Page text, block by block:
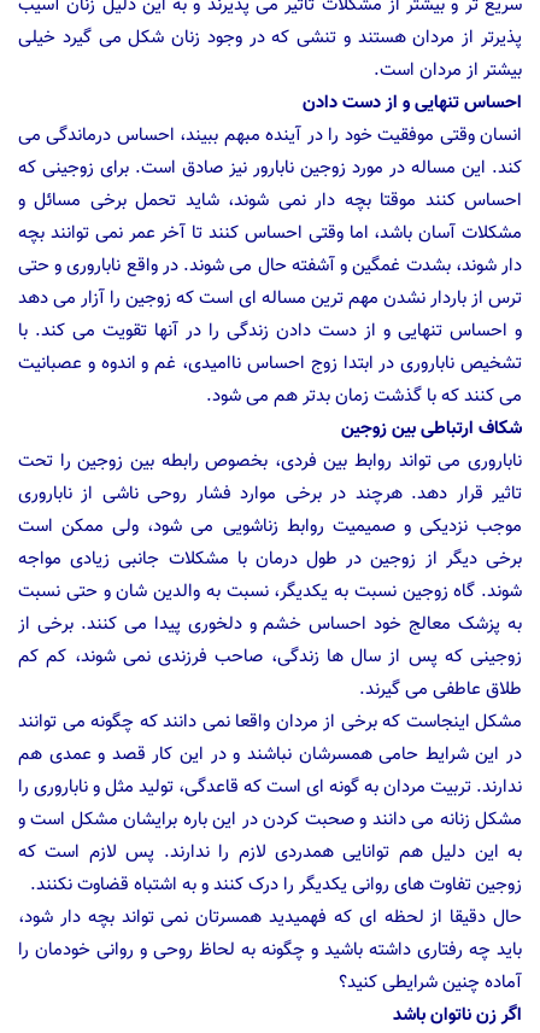
پذیرتر از مردان هستند و تنشی که در وجود زنان شکل می گیرد خیلی
بیشتر از مردان است.
احساس تنهایی و از دست دادن
انسان وقتی موفقیت خود را در آینده مبهم ببیند، احساس درماندگی می
کند. این مساله در مورد زوجین نابارور نیز صادق است. برای زوجینی که
احساس کنند موقتا بچه دار نمی شوند، شاید تحمل برخی مسائل و
مشکلات آسان باشد، اما وقتی احساس کنند تا آخر عمر نمی توانند بچه
دار شوند، بشدت غمگین و آشفته حال می شوند. در واقع ناباروری و حتی
ترس از باردار نشدن مهم ترین مساله ای است که زوجین را آزار می دهد
و احساس تنهایی و از دست دادن زندگی را در آنها تقویت می کند. با
تشخیص ناباروری در ابتدا زوج احساس ناامیدی، غم و اندوه و عصبانیت
می کنند که با گذشت زمان بدتر هم می شود.
شکاف ارتباطی بین زوجین
ناباروری می تواند روابط بین فردی، بخصوص رابطه بین زوجین را تحت
تاثیر قرار دهد. هرچند در برخی موارد فشار روحی ناشی از ناباروری
موجب نزدیکی و صمیمیت روابط زناشویی می شود، ولی ممکن است
برخی دیگر از زوجین در طول درمان با مشکلات جانبی زیادی مواجه
شوند. گاه زوجین نسبت به یکدیگر، نسبت به والدین شان و حتی نسبت
به پزشک معالج خود احساس خشم و دلخوری پیدا می کنند. برخی از
زوجینی که پس از سال ها زندگی، صاحب فرزندی نمی شوند، کم کم
طلاق عاطفی می گیرند.
مشکل اینجاست که برخی از مردان واقعا نمی دانند که چگونه می توانند
در این شرایط حامی همسرشان نباشند و در این کار قصد و عمدی هم
ندارند. تربیت مردان به گونه ای است که قاعدگی، تولید مثل و ناباروری را
مشکل زنانه می دانند و صحبت کردن در این باره برایشان مشکل است و
به این دلیل هم توانایی همدردی لازم را ندارند. پس لازم است که
زوجین تفاوت های روانی یکدیگر را درک کنند و به اشتباه قضاوت نکنند.
حال دقیقا از لحظه ای كه فهمیدید همسرتان نمی تواند بچه دار شود،
باید چه رفتاری داشته باشید و چگونه به لحاظ روحی و روانی خودمان را
آماده چنین شرایطی كنید؟
اگر زن ناتوان باشد